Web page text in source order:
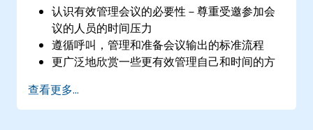
认识有效管理会议的必要性－尊重受邀参加会
议的人员的时间压力
遵循呼叫，管理和准备会议输出的标准流程
更广泛地欣赏一些更有效管理自己和时间的方
查看更多...